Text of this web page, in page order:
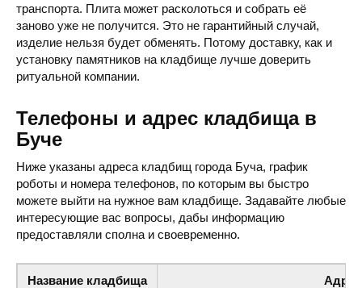
транспорта. Плита может расколоться и собрать её
заново уже не получится. Это не гарантийный случай,
изделие нельзя будет обменять. Потому доставку, как и
установку памятников на кладбище лучше доверить
ритуальной компании.
Телефоны и адрес кладбища в
Буче
Ниже указаны адреса кладбищ города Буча, график
роботы и номера телефонов, по которым вы быстро
можете выйти на нужное вам кладбище. Задавайте любые
интересующие вас вопросы, дабы информацию
предоставляли сполна и своевременно.
Название кладбища Адрес